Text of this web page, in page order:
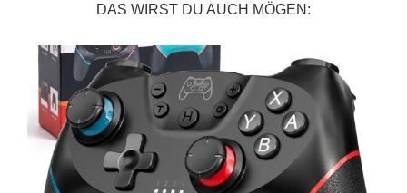
DAS WIRST DU AUCH MÖGEN: